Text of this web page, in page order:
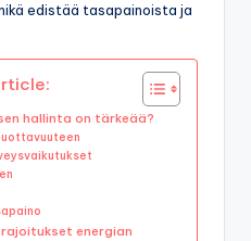
edistää tasapainoista ja
hallinta on tärkeää?
energian